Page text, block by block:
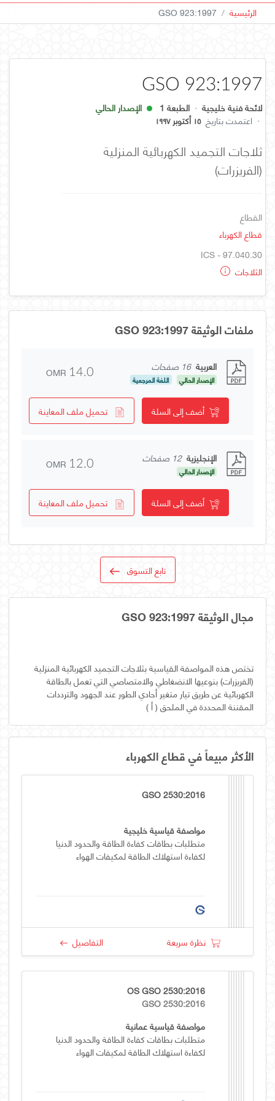
الرئيسية GSO 923:1997
GSO 923:1997
لائحة فنية خليجية · الطبعة 1
الإصدار الحالي
· اعتمدت بتاريخ ١٥ أكتوبر ١٩٩٧
ثلاجات التجميد الكهربائية المنزلية
(الفريزرات)
القطاع
قطاع الكهرباء
ICS - 97.040.30
الثلاجات
ملفات الوثيقة GSO 923:1997
العربية 16 صفحات
الإصدار الحالي اللغة المرجعية OMR 14.0
أضف إلى السلة تحميل ملف المعاينة
الإنجليزية 12 صفحات
الإصدار الحالي OMR 12.0
أضف إلى السلة تحميل ملف المعاينة
تابع التسوق
مجال الوثيقة GSO 923:1997
تختص هذه المواصفة القياسية بثلاجات التجميد الكهربائية المنزلية
(الفريزرات) بنوعيها الانضغاطي والامتصاصي التي تعمل بالطاقة
الكهربائية عن طريق تيار متغير أحادي الطور عند الجهود والترددات
المقننة المحددة في الملحق ( أ )
الأكثر مبيعاً في قطاع الكهرباء
GSO 2530:2016
مواصفة قياسية خليجية
متطلبات بطاقات كفاءة الطاقة والحدود الدنيا
لكفاءة استهلاك الطاقة لمكيفات الهواء
نظرة سريعة التفاصيل
OS GSO 2530:2016
GSO 2530:2016
مواصفة قياسية عمانية
متطلبات بطاقات كفاءة الطاقة والحدود الدنيا
لكفاءة استهلاك الطاقة لمكيفات الهواء